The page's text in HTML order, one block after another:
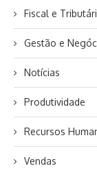
Fiscal e
Gestão e
Notícias
Produtividade
Recursos
Vendas